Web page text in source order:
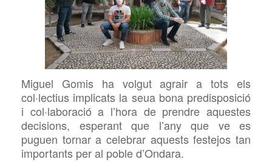
Miguel Gomis ha volgut agrair a tots els
col·lectius implicats la seua bona predisposició
i col·laboració a l’hora de prendre aquestes
decisions, esperant que l’any que ve es
puguen tornar a celebrar aquests festejos tan
importants per al poble d’Ondara.